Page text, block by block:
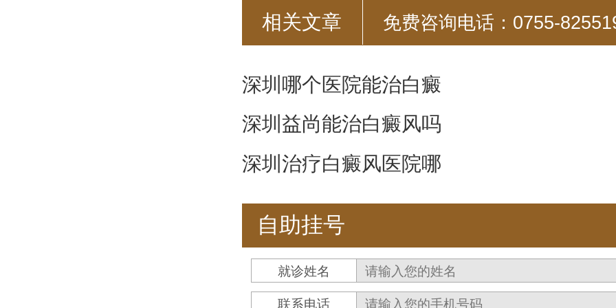
相关文章 免费咨询电话：0755-
深圳哪个医院能治白癜
深圳益尚能治白癜风吗
深圳治疗白癜风医院哪
自助挂号
就诊姓名
联系电话